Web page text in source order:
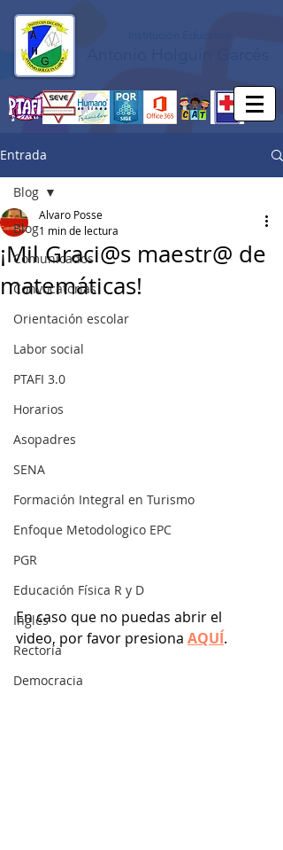
Entrada
Blog
Comunicados
Convocatorias
Orientación escolar
Labor social
PTAFI 3.0
Horarios
Asopadres
SENA
Formación Integral en Turismo
Enfoque Metodologico EPC
PGR
Educación Física R y D
Inglés
Rectoría
Democracia
Blog
¡Mil Graci@s maestr@ de
matemáticas!
Alvaro Posse
1 min de lectura
En caso que no puedas abrir el
video, por favor presiona AQUÍ.